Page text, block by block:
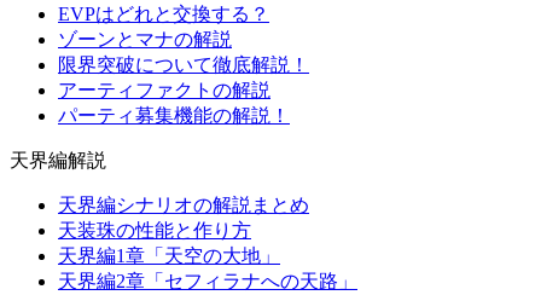
EVPはどれと交換する？
ゾーンとマナの解説
限界突破について徹底解説！
アーティファクトの解説
パーティ募集機能の解説！
天界編解説
天界編シナリオの解説まとめ
天装珠の性能と作り方
天界編1章「天空の大地」
天界編2章「セフィラナへの天路」